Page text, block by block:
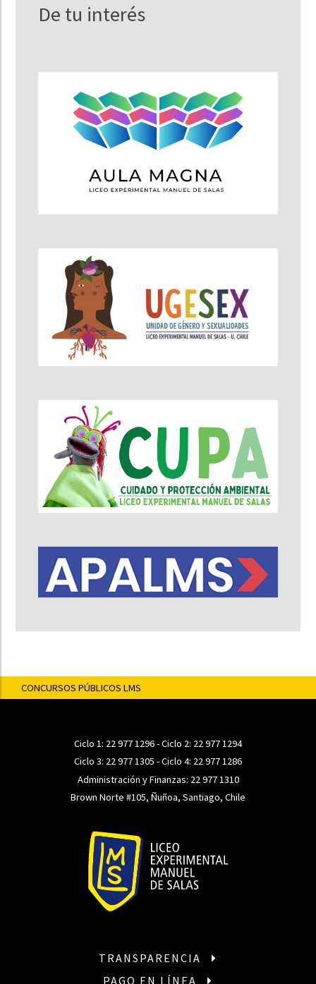
De tu interés
CONCURSOS PÚBLICOS LMS
Ciclo 1: 22 977 1296- Ciclo 2: 22 977 1294
Ciclo 3: 22 977 1305 - Ciclo 4: 22 977 1286
Administración y Finanzas: 22 977 1310
Brown Norte #105, Ñuñoa, Santiago, Chile
TRANSPARENCIA
PAGO EN LÍNEA